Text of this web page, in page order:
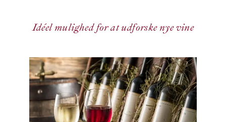
Idéel mulighed for at udforske nye vine